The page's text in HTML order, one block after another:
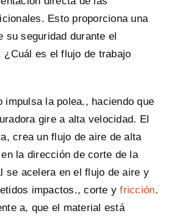
Esto proporciona una
su seguridad durante el
¿Cuál es el flujo de trabajo
impulsa la polea., haciendo que
gire a alta velocidad. El
crea un flujo de aire de alta
la dirección de corte de la
se acelera en el flujo de aire y
impactos., corte yfricción.
a, que el material está